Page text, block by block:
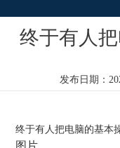
终于有人
发布日期：
终于有人把电脑的基本
图片